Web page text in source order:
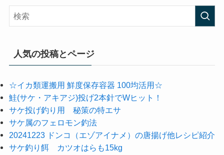
人気の投稿とページ
☆イカ類運搬用 鮮度保存容器 100均活用☆
鮭(サケ・アキアジ)投げ2本針でWヒット！
サケ投げ釣り用 秘策の特エサ
サケ属のフェロモン釣法
20241223 ドンコ（エゾアイナメ）の唐揚げ他レシピ紹介
サケ釣り餌 カツオはらも15kg